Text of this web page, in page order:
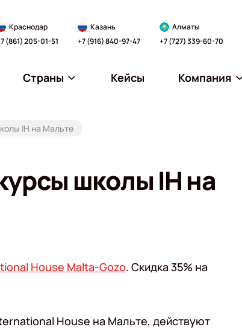
Краснодар
(861) 205-01-51
Казань
+7 (916) 840-97-47
Алматы
+7 (727) 339-60-70
Страны Кейсы Компания
IH на Мальте
школы IH на
House Malta-Gozo. Скидка 35% на
House на Мальте, действуют